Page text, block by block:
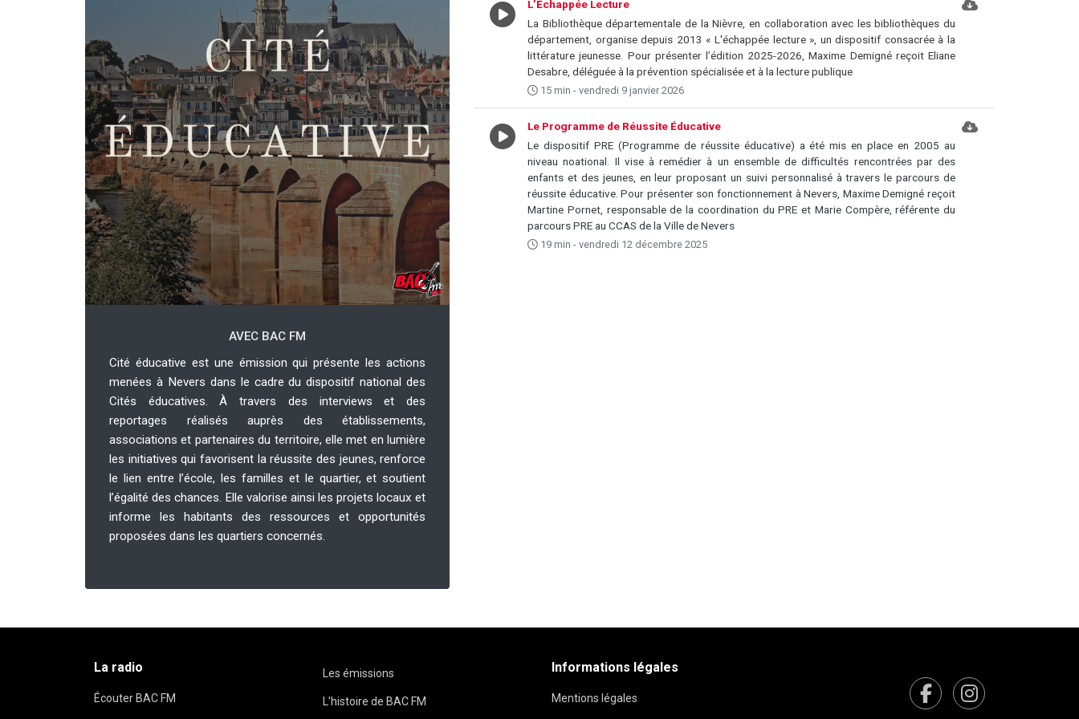
AVEC BAC FM
Cité éducative est une émission qui présente les actions
menées à Nevers dans le cadre du dispositif national des
Cités éducatives. À travers des interviews et des
reportages réalisés auprès des établissements,
associations et partenaires du territoire, elle met en lumière
les initiatives qui favorisent la réussite des jeunes, renforce
le lien entre l’école, les familles et le quartier, et soutient
l’égalité des chances. Elle valorise ainsi les projets locaux et
informe les habitants des ressources et opportunités
proposées dans les quartiers concernés.
L’Échappée Lecture
La Bibliothèque départementale de la Nièvre, en collaboration avec les bibliothèques du
département, organise depuis 2013 « L'échappée lecture », un dispositif consacrée à la
littérature jeunesse. Pour présenter l’édition 2025-2026, Maxime Demigné reçoit Eliane
Desabre, déléguée à la prévention spécialisée et à la lecture publique
15 min - vendredi 9 janvier 2026
Le Programme de Réussite Éducative
Le dispositif PRE (Programme de réussite éducative) a été mis en place en 2005 au
niveau noational. Il vise à remédier à un ensemble de difficultés rencontrées par des
enfants et des jeunes, en leur proposant un suivi personnalisé à travers le parcours de
réussite éducative. Pour présenter son fonctionnement à Nevers, Maxime Demigné reçoit
Martine Pornet, responsable de la coordination du PRE et Marie Compère, référente du
parcours PRE au CCAS de la Ville de Nevers
19 min - vendredi 12 décembre 2025
La radio
Écouter BAC FM
Les émissions
L'histoire de BAC FM
Informations légales
Mentions légales